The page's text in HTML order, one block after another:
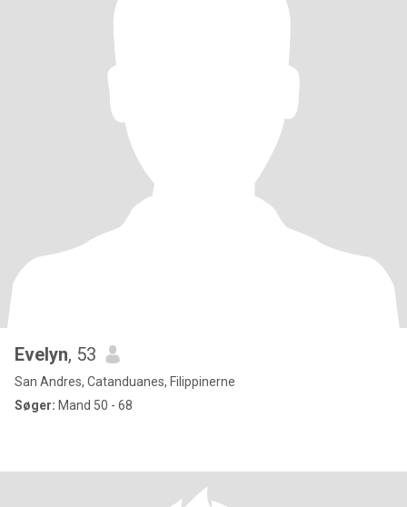
Evelyn, 53
San Andres, Catanduanes, Filippinerne
Søger: Mand 50 - 68